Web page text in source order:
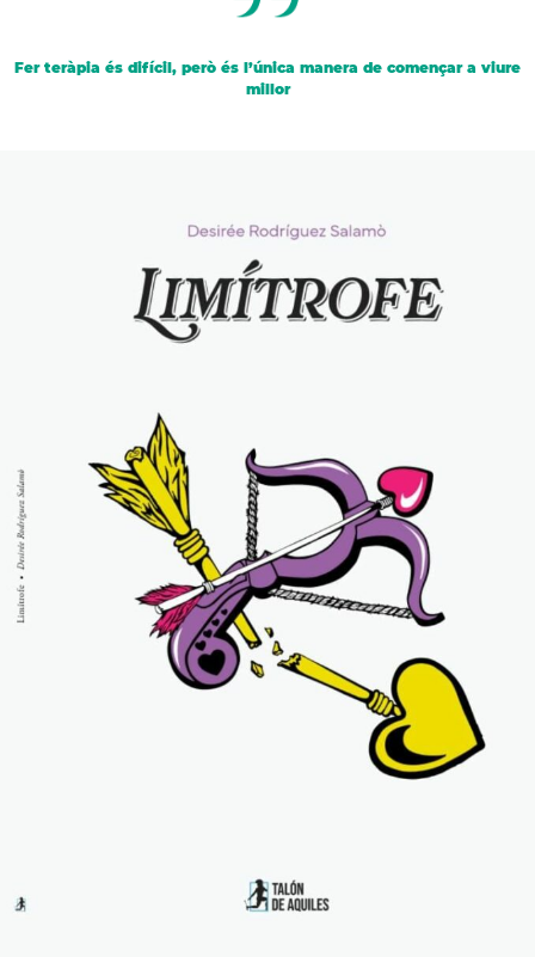
Fer teràpia és difícil, però és l’única manera de començar a viure
millor